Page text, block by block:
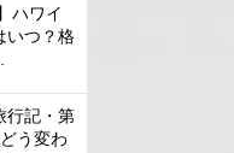
ハワイ
いつ？格
行記・第
う変わ